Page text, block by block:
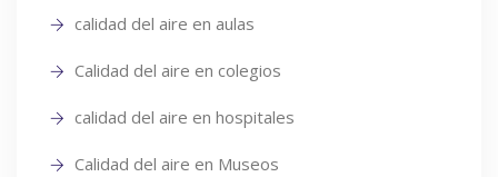
calidad del aire en aulas
Calidad del aire en colegios
calidad del aire en hospitales
Calidad del aire en Museos